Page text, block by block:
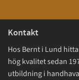
Kontakt
Hos Bernt i Lund
hög kvalitet sedan
utbildning i